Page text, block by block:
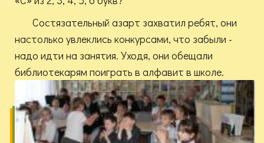
Состязательный азарт захватил ребят, они
настолько увлеклись конкурсами, что забыли -
надо идти на занятия. Уходя, они обещали
библиотекарям поиграть в алфавит в школе.